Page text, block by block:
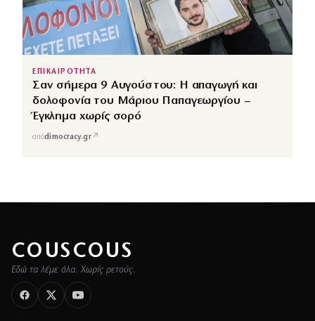
ΕΠΙΚΑΙΡΟΤΗΤΑ
Σαν σήμερα 9 Αυγούστου: Η απαγωγή και
δολοφονία του Μάριου Παπαγεωργίου –
Έγκλημα χωρίς σορό
απόdimocracy.gr↗
COUSCOUS
Εδώ τα λέμε όλα. Χωρίς ρετούς.